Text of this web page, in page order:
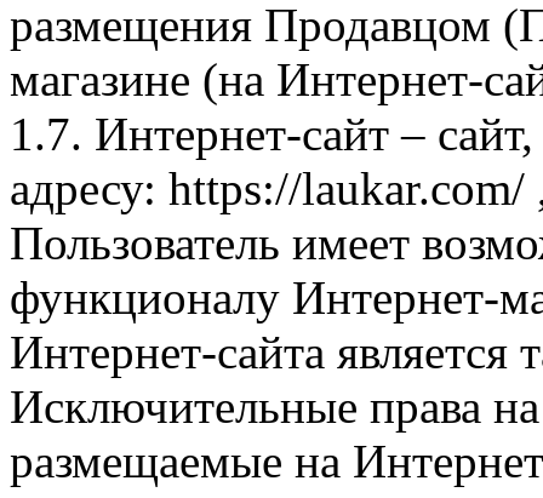
размещения Продавцом
магазине (на Интернет-
1.7. Интернет-сайт –
адресу: https://laukar.com/
Пользователь имеет
функционалу Интернет-
Интернет-сайта
Исключительные права
размещаемые на